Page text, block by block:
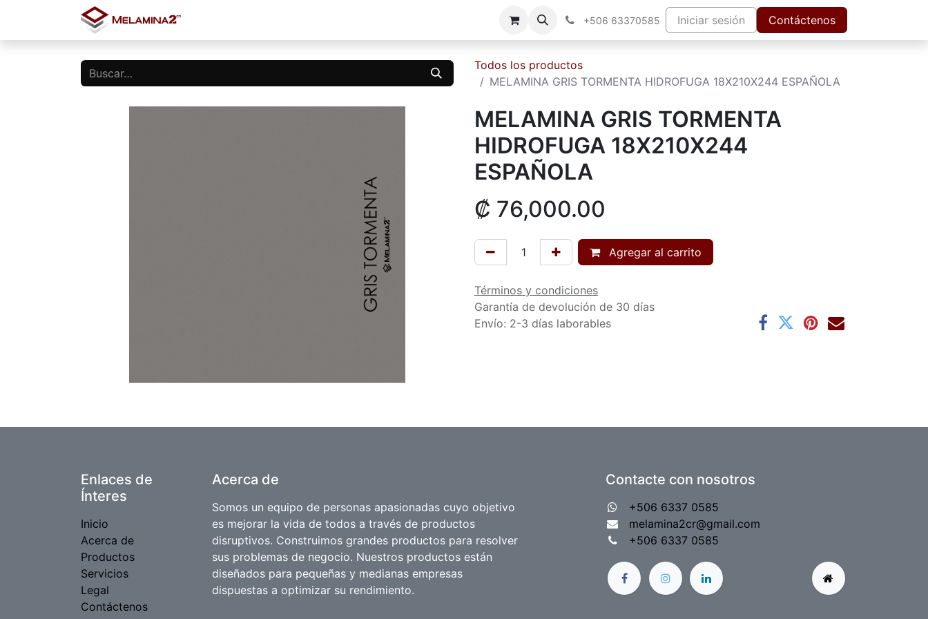
+506 63370585 Iniciar sesión Contáctenos
Todos los productos
MELAMINA GRIS TORMENTA HIDROFUGA 18X210X244 ESPAÑOLA
MELAMINA GRIS TORMENTA
HIDROFUGA 18X210X244
ESPAÑOLA
₡ 76,000.00
Agregar al carrito
Términos y condiciones
Garantía de devolución de 30 días
Envío: 2-3 días laborables
Enlaces de
Ínteres
Inicio
Acerca de
Productos
Servicios
Legal
Contáctenos
Acerca de
Somos un equipo de personas apasionadas cuyo objetivo
es mejorar la vida de todos a través de productos
disruptivos. Construimos grandes productos para resolver
sus problemas de negocio. Nuestros productos están
diseñados para pequeñas y medianas empresas
dispuestas a optimizar su rendimiento.
Contacte con nosotros
+506 6337 0585
melamina2cr@gmail.com
+506 6337 0585